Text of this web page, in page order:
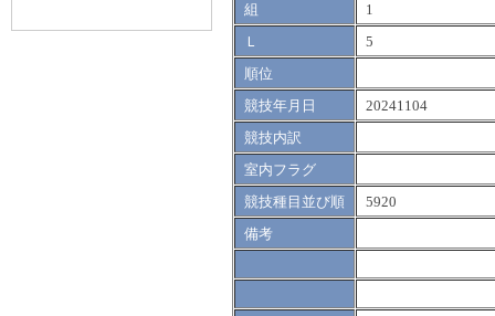
組
1
Ｌ
5
順位
競技年月日
20241104
競技内訳
室内フラグ
競技種目並び順
5920
備考